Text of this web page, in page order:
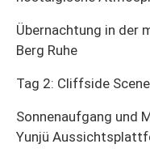
Übernachtung in der
Berg Ruhe
Tag 2: Cliffside
Sonnenaufgang und
Yunjü